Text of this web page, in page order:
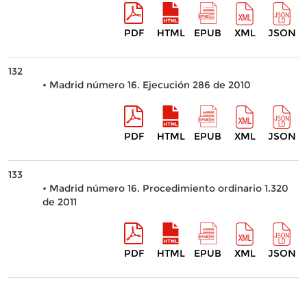
PDF HTML EPUB XML JSON
132
• Madrid número 16. Ejecución 286 de 2010
PDF HTML EPUB XML JSON
133
• Madrid número 16. Procedimiento ordinario 1.320
de 2011
PDF HTML EPUB XML JSON